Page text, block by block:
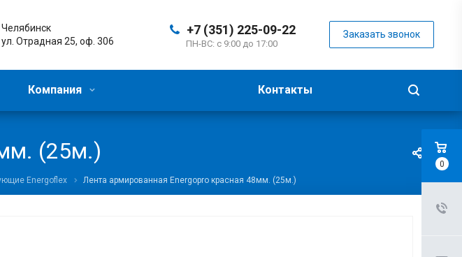
+7 (351) 225-09-22
ПН-ВС: с 9:00 до 17:00
Заказать звонок
Челябинск
ул. Отрадная 25, оф. 306
Компания Контакты
(25м.)
Energoflex Лента армированная Energopro красная 48мм. (25м.)
0